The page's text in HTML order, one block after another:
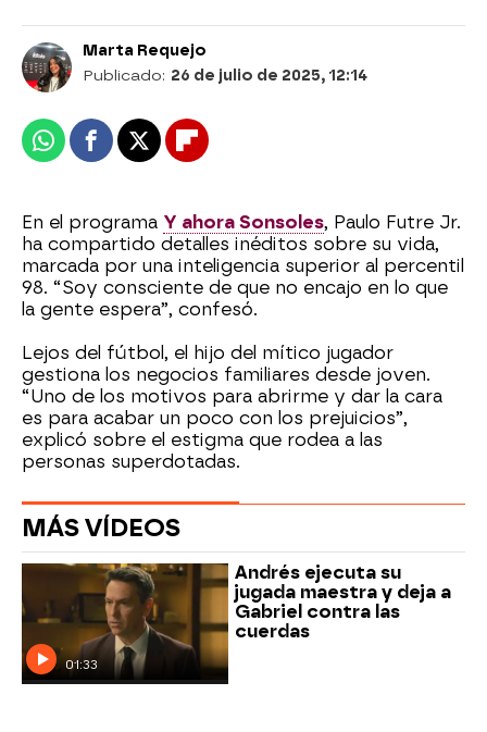
Marta Requejo
Publicado: 26 de julio de 2025, 12:14
WhatsappFacebook
X Flipboard
En el programa Y ahora Sonsoles, Paulo Futre Jr.
ha compartido detalles inéditos sobre su vida,
marcada por una inteligencia superior al percentil
98. “Soy consciente de que no encajo en lo que
la gente espera”, confesó.
Lejos del fútbol, el hijo del mítico jugador
gestiona los negocios familiares desde joven.
“Uno de los motivos para abrirme y dar la cara
es para acabar un poco con los prejuicios”,
explicó sobre el estigma que rodea a las
personas superdotadas.
MÁS VÍDEOS
01:33
Andrés ejecuta su
jugada maestra y deja a
Gabriel contra las
cuerdas